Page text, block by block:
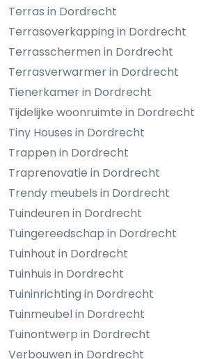
Terras in Dordrecht
Terrasoverkapping in Dordrecht
Terrasschermen in Dordrecht
Terrasverwarmer in Dordrecht
Tienerkamer in Dordrecht
Tijdelijke woonruimte in Dordrecht
Tiny Houses in Dordrecht
Trappen in Dordrecht
Traprenovatie in Dordrecht
Trendy meubels in Dordrecht
Tuindeuren in Dordrecht
Tuingereedschap in Dordrecht
Tuinhout in Dordrecht
Tuinhuis in Dordrecht
Tuininrichting in Dordrecht
Tuinmeubel in Dordrecht
Tuinontwerp in Dordrecht
Verbouwen in Dordrecht